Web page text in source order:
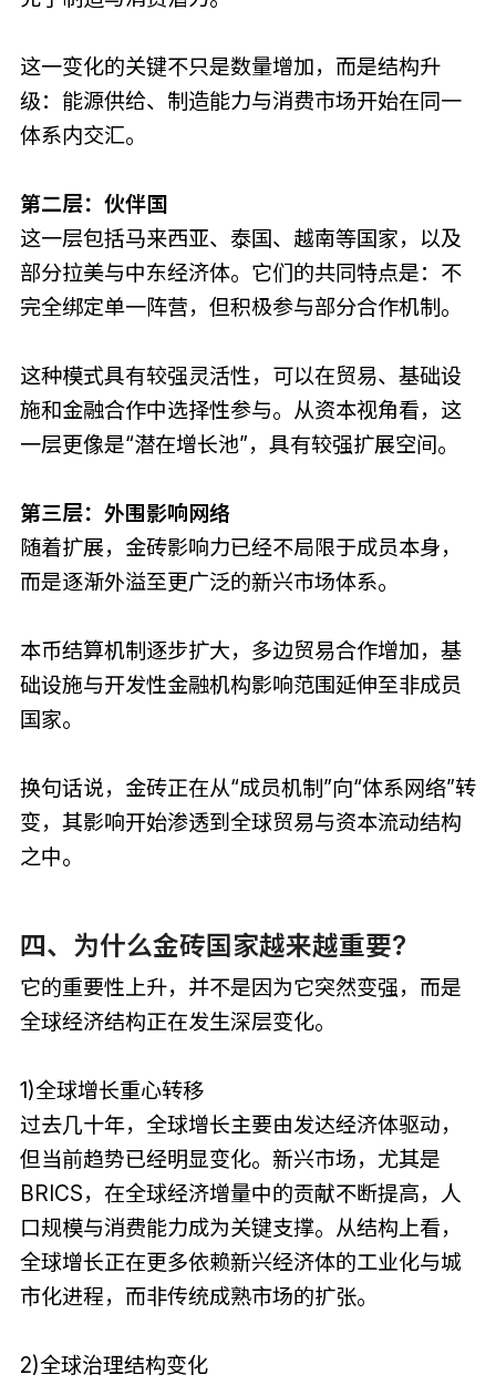
这一变化的关键不只是数量增加，而是结构升
级：能源供给、制造能力与消费市场开始在同一
体系内交汇。
第二层：伙伴国
这一层包括马来西亚、泰国、越南等国家，以及
部分拉美与中东经济体。它们的共同特点是：不
完全绑定单一阵营，但积极参与部分合作机制。
这种模式具有较强灵活性，可以在贸易、基础设
施和金融合作中选择性参与。从资本视角看，这
一层更像是“潜在增长池”，具有较强扩展空间。
第三层：外围影响网络
随着扩展，金砖影响力已经不局限于成员本身，
而是逐渐外溢至更广泛的新兴市场体系。
本币结算机制逐步扩大，多边贸易合作增加，基
础设施与开发性金融机构影响范围延伸至非成员
国家。
换句话说，金砖正在从“成员机制”向“体系网络”转
变，其影响开始渗透到全球贸易与资本流动结构
之中。
四、为什么金砖国家越来越重要?
它的重要性上升，并不是因为它突然变强，而是
全球经济结构正在发生深层变化。
1)全球增长重心转移
过去几十年，全球增长主要由发达经济体驱动，
但当前趋势已经明显变化。新兴市场，尤其是
BRICS，在全球经济增量中的贡献不断提高，人
口规模与消费能力成为关键支撑。从结构上看，
全球增长正在更多依赖新兴经济体的工业化与城
市化进程，而非传统成熟市场的扩张。
2)全球治理结构变化